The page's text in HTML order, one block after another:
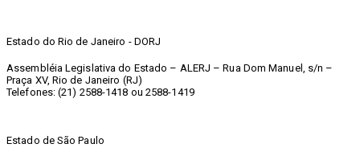
Estado do Rio de Janeiro - DORJ
Assembléia Legislativa do Estado – ALERJ – Rua Dom Manuel, s/n –
Praça XV, Rio de Janeiro (RJ)
Telefones: (21) 2588-1418 ou 2588-1419
Estado de São Paulo